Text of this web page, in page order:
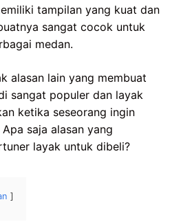
tampilan yang kuat dan
sangat cocok untuk
medan.
alasan lain yang membuat
sangat populer dan layak
ketika seseorang ingin
saja alasan yang
layak untuk dibeli?